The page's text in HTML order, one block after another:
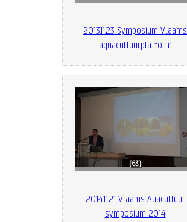
2013.11.23 Symposium Vlaams
aquacultuurplatform
63
2014.11.21 Vlaams Auacultuur
symposium 2014